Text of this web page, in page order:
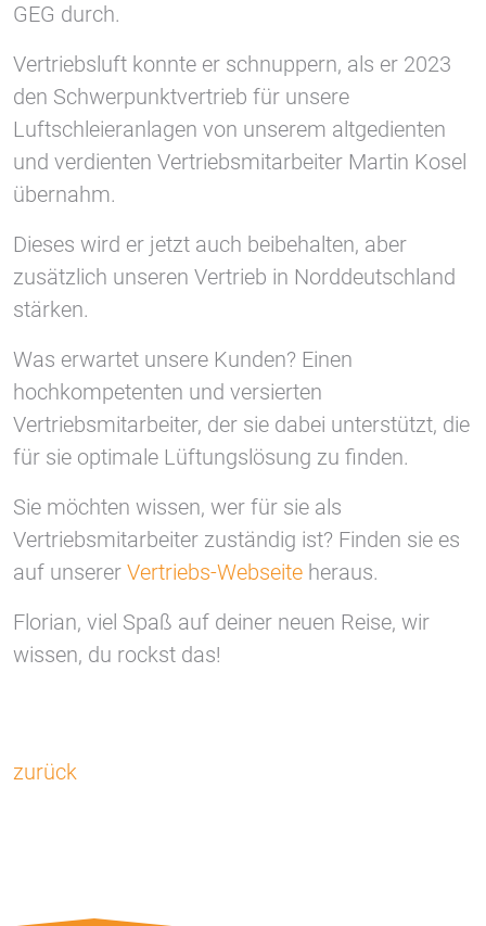
GEG durch.
Vertriebsluft konnte er schnuppern, als er 2023
den Schwerpunktvertrieb für unsere
Luftschleieranlagen von unserem altgedienten
und verdienten Vertriebsmitarbeiter Martin Kosel
übernahm.
Dieses wird er jetzt auch beibehalten, aber
zusätzlich unseren Vertrieb in Norddeutschland
stärken.
Was erwartet unsere Kunden? Einen
hochkompetenten und versierten
Vertriebsmitarbeiter, der sie dabei unterstützt, die
für sie optimale Lüftungslösung zu finden.
Sie möchten wissen, wer für sie als
Vertriebsmitarbeiter zuständig ist? Finden sie es
auf unserer Vertriebs-Webseite heraus.
Florian, viel Spaß auf deiner neuen Reise, wir
wissen, du rockst das!
zurück
Vimeo